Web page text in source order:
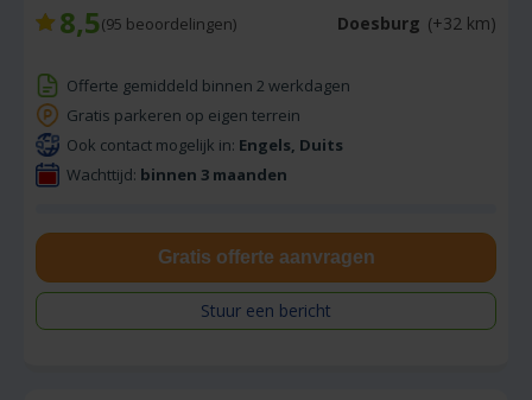
8,5(95 beoordelingen) Doesburg (+32 km)
Offerte gemiddeld binnen 2 werkdagen
Gratis parkeren op eigen terrein
Ook contact mogelijk in: Engels, Duits
Wachttijd: binnen 3 maanden
Gratis offerte aanvragen
Stuur een bericht